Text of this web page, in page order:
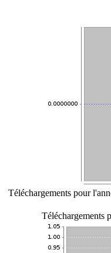
Téléchargements pour
Téléchargements